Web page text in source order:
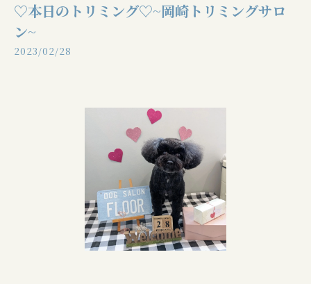
♡本日のトリミング♡⁠~岡崎トリミングサロ
ン~
2023/02/28